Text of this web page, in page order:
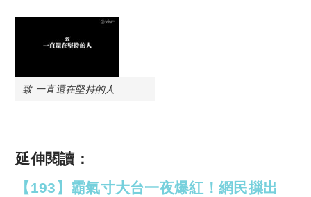
致 一直還在堅持的人
延伸閱讀：
【193】霸氣寸大台一夜爆紅！網民摷出